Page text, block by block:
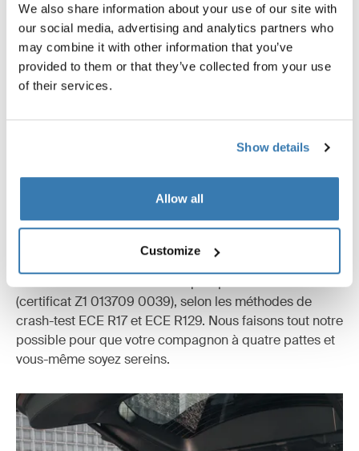
We also share information about your use of our site with
our social media, advertising and analytics partners who
may combine it with other information that you’ve
provided to them or that they’ve collected from your use
of their services.
Show details
Allow all
Customize
Sécurité pour tous
La sécurité est toujours notre priorité absolue. C'est
pourquoi nous avons testé notre cage pour chien dans
(certificat Z1 013709 0039), selon les méthodes de
crash-test ECE R17 et ECE R129. Nous faisons tout notre
possible pour que votre compagnon à quatre pattes et
vous-même soyez sereins.